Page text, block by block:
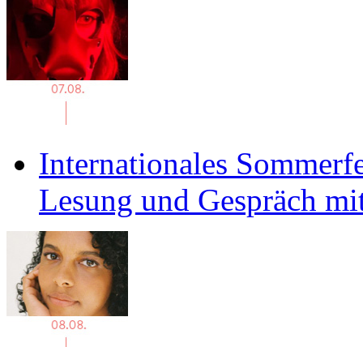
Internationales
Lesung und Gespräch